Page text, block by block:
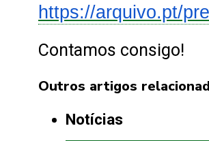
https://arquivo.pt/
Contamos consigo!
Outros artigos
Notícias